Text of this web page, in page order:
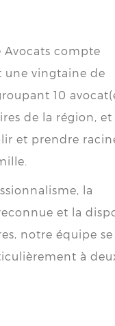
Avocats compte
une vingtaine de
10
de la région, et
et prendre
la
et la
notre équipe se
à